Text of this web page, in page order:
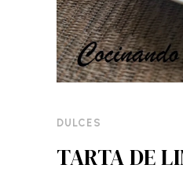
DULCES
TARTA DE